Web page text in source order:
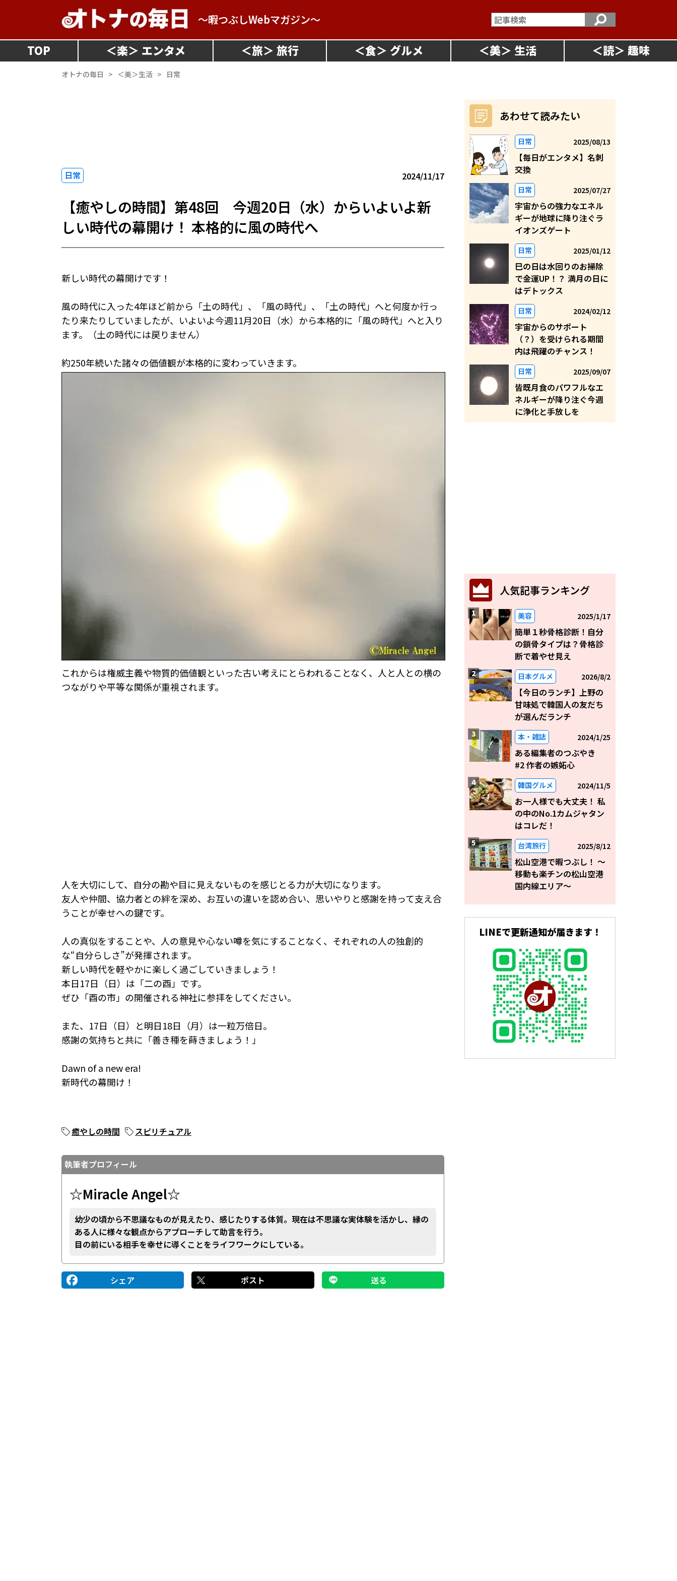
～暇つぶしWebマガジン～
TOP ＜楽＞ ＜旅＞ ＜食＞ ＜美＞ ＜読＞
オトナの毎日 > ＜美＞生活 > 日常
日常 2024/11/17
【癒やしの時間】第48回 今週20日（水）からいよいよ新
しい時代の幕開け！ 本格的に風の時代へ
新しい時代の幕開けです！
風の時代に入った4年ほど前から「土の時代」、「風の時代」、「土の時代」へと何度か行っ
たり来たりしていましたが、いよいよ今週11月20日（水）から本格的に「風の時代」へと入り
ます。（土の時代には戻りません）
約250年続いた諸々の価値観が本格的に変わっていきます。
これからは権威主義や物質的価値観といった古い考えにとらわれることなく、人と人との横の
つながりや平等な関係が重視されます。
人を大切にして、自分の勘や目に見えないものを感じとる力が大切になります。
友人や仲間、協力者との絆を深め、お互いの違いを認め合い、思いやりと感謝を持って支え合
うことが幸せへの鍵です。
人の真似をすることや、人の意見や心ない噂を気にすることなく、それぞれの人の独創的
な“自分らしさ”が発揮されます。
新しい時代を軽やかに楽しく過ごしていきましょう！
本日17日（日）は「二の酉」です。
ぜひ「酉の市」の開催される神社に参拝をしてください。
また、17日（日）と明日18日（月）は一粒万倍日。
感謝の気持ちと共に「善き種を蒔きましょう！」
Dawn of a new era!
新時代の幕開け！
癒やしの時間 スピリチュアル
執筆者プロフィール
☆Miracle Angel☆
幼少の頃から不思議なものが見えたり、感じたりする体質。現在は不思議な実体験を活かし、縁の
ある人に様々な観点からアプローチして助言を行う。
目の前にいる相手を幸せに導くことをライフワークにしている。
シェア ポスト 送る
あわせて読みたい
日常 2025/08/13
【毎日がエンタメ】名刺
交換
日常 2025/07/27
宇宙からの強力なエネル
ギーが地球に降り注ぐラ
イオンズゲート
日常 2025/01/12
巳の日は水回りのお掃除
で金運UP！？ 満月の日に
はデトックス
日常 2024/02/12
宇宙からのサポート
（？）を受けられる期間
内は飛躍のチャンス！
日常 2025/09/07
皆既月食のパワフルなエ
ネルギーが降り注ぐ今週
に浄化と手放しを
人気記事ランキング
美容 2025/1/17
簡単１秒骨格診断！自分
の鎖骨タイプは？骨格診
断で着やせ見え
日本グルメ 2026/8/2
【今日のランチ】上野の
甘味処で韓国人の友だち
が選んだランチ
本・雑誌 2024/1/25
ある編集者のつぶやき
#2 作者の嫉妬心
韓国グルメ 2024/11/5
お一人様でも大丈夫！ 私
の中のNo.1カムジャタン
はコレだ！
台湾旅行 2025/8/12
松山空港で暇つぶし！ 〜
移動も楽チンの松山空港
国内線エリア～
LINEで更新通知が届きます！